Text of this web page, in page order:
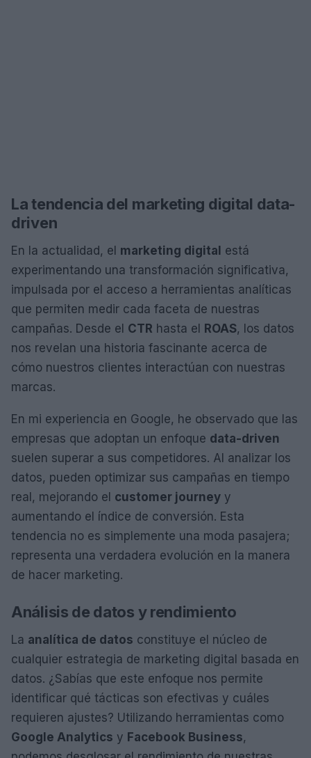
La tendencia del marketing digital data-
driven
En la actualidad, el marketing digital está
experimentando una transformación significativa,
impulsada por el acceso a herramientas analíticas
que permiten medir cada faceta de nuestras
campañas. Desde el CTR hasta el ROAS, los datos
nos revelan una historia fascinante acerca de
cómo nuestros clientes interactúan con nuestras
marcas.
En mi experiencia en Google, he observado que las
empresas que adoptan un enfoque data-driven
suelen superar a sus competidores. Al analizar los
datos, pueden optimizar sus campañas en tiempo
real, mejorando el customer journey y
aumentando el índice de conversión. Esta
tendencia no es simplemente una moda pasajera;
representa una verdadera evolución en la manera
de hacer marketing.
Análisis de datos y rendimiento
La analítica de datos constituye el núcleo de
cualquier estrategia de marketing digital basada en
datos. ¿Sabías que este enfoque nos permite
identificar qué tácticas son efectivas y cuáles
requieren ajustes? Utilizando herramientas como
Google Analytics y Facebook Business,